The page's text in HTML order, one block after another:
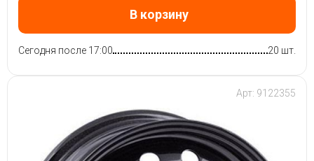
В корзину
Сегодня после 17:00 20 шт.
Арт: 9122355